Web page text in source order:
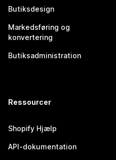
Butiksdesign
Markedsføring og
konvertering
Butiksadministration
Ressourcer
Shopify Hjælp
API-dokumentation